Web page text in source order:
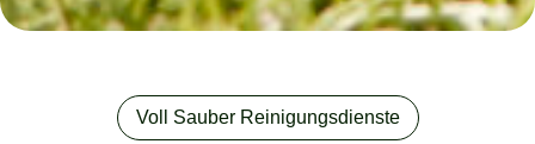
Voll Sauber Reinigungsdienste